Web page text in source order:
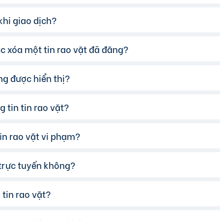
phù hợp, hãy nhấp vào một trong những nút liên hệ
giao dịch?
chúng tôi khuyến khích bạn:
người mua.
và có người làm chứng.
hàng.
xóa một tin rao vặt đã đăng?
tin" và chọn tin muốn xóa.
được hiển thị?
phạm quy định của website. Bạn có thể tham khảo
tin tin rao vặt?
của mình, vào mục "Quản lý tin đăng" và chọn tin
rao vặt vi phạm?
tin rao vặt nào vi phạm quy định, hãy nhấp vào biểu
tuyến không?
toán trực tuyến qua các cổng thanh toán mobile
tin rao vặt?